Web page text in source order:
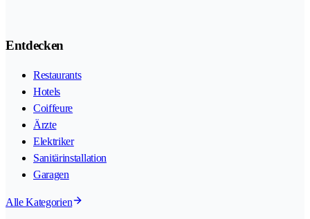
Entdecken
Restaurants
Hotels
Coiffeure
Ärzte
Elektriker
Sanitärinstallation
Garagen
Alle Kategorien